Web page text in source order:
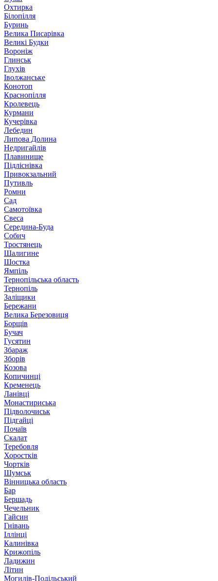
Охтирка
Білопілля
Буринь
Велика Писарівка
Великі Будки
Вороніж
Глинськ
Глухів
Іволжанське
Конотоп
Краснопілля
Кролевець
Курмани
Кучерівка
Лебедин
Липова Долина
Недригайлів
Плавинище
Підліснівка
Привокзальний
Путивль
Ромни
Сад
Самотоївка
Свеса
Середина-Буда
Собич
Тростянець
Шалигине
Шостка
Ямпіль
Тернопільська область
Тернопіль
Заліщики
Бережани
Велика Березовиця
Борщів
Бучач
Гусятин
Збараж
Зборів
Козова
Копичинці
Кременець
Ланівці
Монастириська
Підволочиськ
Підгайці
Почаїв
Скалат
Теребовля
Хоростків
Чортків
Шумськ
Вінницька область
Бар
Бершадь
Чечельник
Гайсин
Гнівань
Іллінці
Калинівка
Крижопіль
Ладижин
Літин
Могилів-Подільський